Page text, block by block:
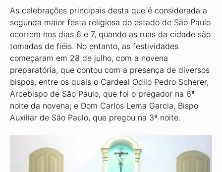
As celebrações principais desta que é considerada a
segunda maior festa religiosa do estado de São Paulo
ocorrem nos dias 6 e 7, quando as ruas da cidade são
tomadas de fiéis. No entanto, as festividades
começaram em 28 de julho, com a novena
preparatória, que contou com a presença de diversos
bispos, entre os quais o Cardeal Odilo Pedro Scherer,
Arcebispo de São Paulo, que foi o pregador na 6ª
noite da novena; e Dom Carlos Lema Garcia, Bispo
Auxiliar de São Paulo, que pregou na 3ª noite.